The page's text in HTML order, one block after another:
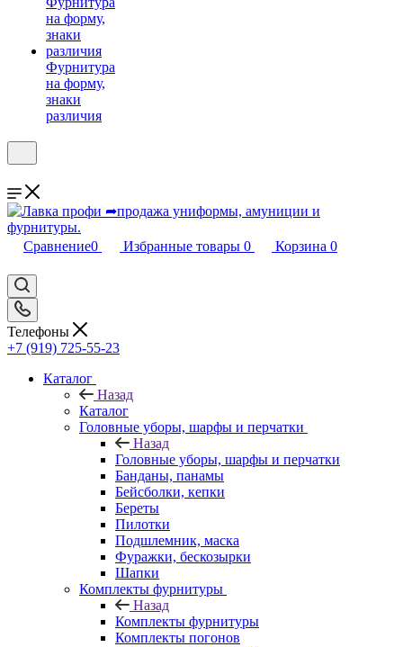
Фурнитура
на форму,
знаки
различия
Сравнение0 Избранные товары 0 Корзина 0
Телефоны
+7 (919) 725-55-23
Каталог
Назад
Каталог
Головные уборы, шарфы и перчатки
Назад
Головные уборы, шарфы и перчатки
Банданы, панамы
Бейсболки, кепки
Береты
Пилотки
Подшлемник, маска
Фуражки, бескозырки
Шапки
Комплекты фурнитуры
Назад
Комплекты фурнитуры
Комплекты погонов